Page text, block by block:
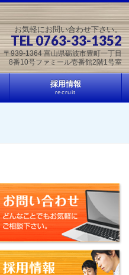
お気軽にお問い合わせ下さい。
TEL 0763-33-1352
〒939-1364 富山県砺波市豊町一丁目
8番10号ファミール壱番館2階1号室
採用情報
recruit